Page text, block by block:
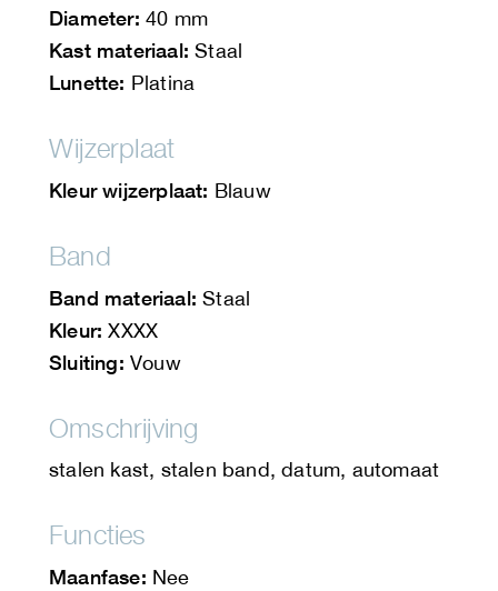
Diameter: 40 mm
Kast materiaal: Staal
Lunette: Platina
Wijzerplaat
Kleur wijzerplaat: Blauw
Band
Band materiaal: Staal
Kleur: XXXX
Sluiting: Vouw
Omschrijving
stalen kast, stalen band, datum, automaat
Functies
Maanfase: Nee